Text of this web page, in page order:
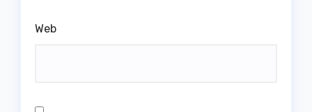
Web